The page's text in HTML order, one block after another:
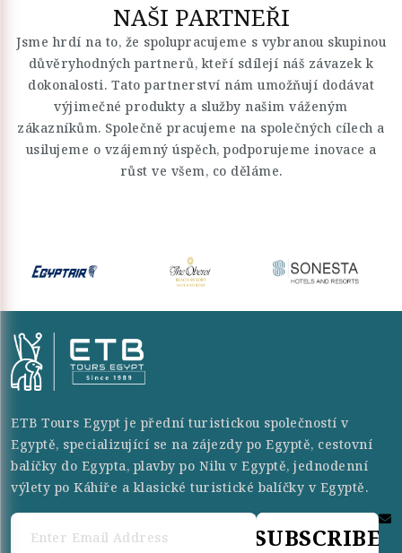
NAŠI PARTNEŘI
Jsme hrdí na to, že spolupracujeme s vybranou skupinou
důvěryhodných partnerů, kteří sdílejí náš závazek k
dokonalosti. Tato partnerství nám umožňují dodávat
výjimečné produkty a služby našim váženým
zákazníkům. Společně pracujeme na společných cílech a
usilujeme o vzájemný úspěch, podporujeme inovace a
růst ve všem, co děláme.
ETB Tours Egypt je přední turistickou společností v
Egyptě, specializující se na zájezdy po Egyptě, cestovní
balíčky do Egypta, plavby po Nilu v Egyptě, jednodenní
výlety po Káhiře a klasické turistické balíčky v Egyptě.
SUBSCRIBE